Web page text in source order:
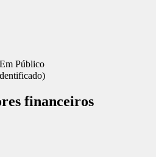
Público
financeiros